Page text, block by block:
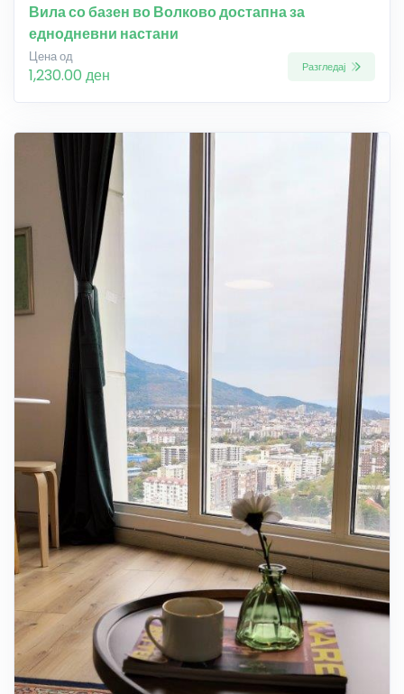
Вила со базен во Волково достапна за
еднодневни настани
Цена од
1,230.00 ден Разгледај